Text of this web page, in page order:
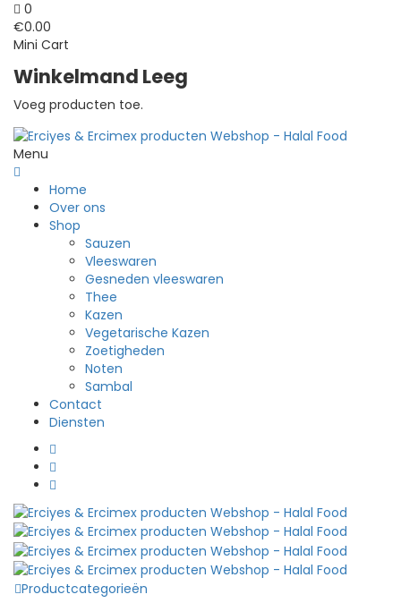
0
€0.00
Mini Cart
Winkelmand Leeg
Voeg producten toe.
Menu
Home
Over ons
Shop
Sauzen
Vleeswaren
Gesneden vleeswaren
Thee
Kazen
Vegetarische Kazen
Zoetigheden
Noten
Sambal
Contact
Diensten
Productcategorieën